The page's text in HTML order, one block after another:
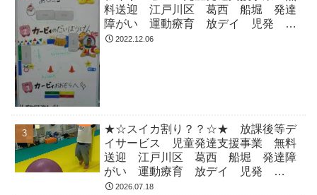
料送迎 江戸川区 葛西 船堀 発達
障がい 運動療育 放デイ 児発
ADHD 自閉症
2022.12.06
★☆スイカ割り？？☆★ 放課後等デ
イサービス 児童発達支援事業 無料
送迎 江戸川区 葛西 船堀 発達障
がい 運動療育 放デイ 児発
ADHD 自閉症
2026.07.18